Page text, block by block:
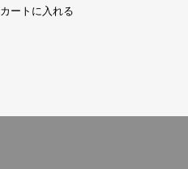
カートに入れる